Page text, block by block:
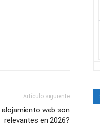
Artículo siguiente
web son
relevantes en 2026?